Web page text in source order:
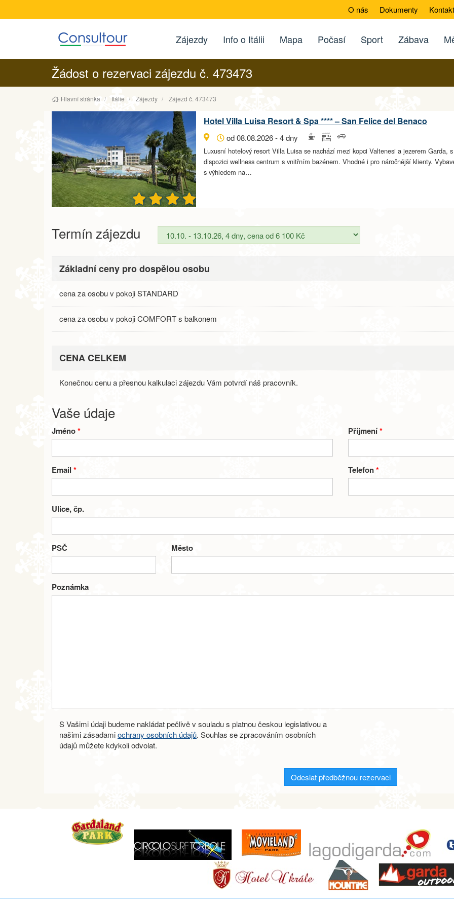
O nás Dokumenty
Zájezdy Info o Itálii Mapa Počasí Sport Zábava
Žádost o rezervaci zájezdu č. 473473
Hlavní stránka Itálie Zájezdy Zájezd č. 473473
Hotel Villa Luisa Resort & Spa **** – San Felice del Benaco
od 08.08.2026 - 4 dny
Luxusní hotelový resort Villa Luisa se nachází mezi kopci Valtenesi a jezerem Garda,
dispozici wellness centrum s vnitřním bazénem. Vhodné i pro náročnější klienty.
s výhledem na…
Termín zájezdu
Základní ceny pro dospělou osobu
cena za osobu v pokoji STANDARD
cena za osobu v pokoji COMFORT s balkonem
CENA CELKEM
Konečnou cenu a přesnou kalkulaci zájezdu Vám potvrdí náš pracovník.
Vaše údaje
Jméno* Příjmení*
Email * Telefon*
Ulice, čp.
PSČ Město
Poznámka
S Vašimi údaji budeme nakládat pečlivě v souladu s platnou českou legislativou a
našimi zásadamiochrany osobních údajů. Souhlas se zpracováním osobních
údajů můžete kdykoli odvolat.
Odeslat předběžnou rezervaci